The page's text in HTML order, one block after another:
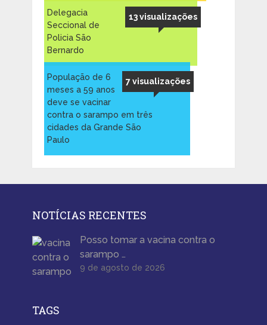
13 visualizações
Delegacia
Seccional de
Policia São
Bernardo
7 visualizações
População de 6
meses a 59 anos
deve se vacinar
contra o sarampo em três
cidades da Grande São
Paulo
NOTÍCIAS RECENTES
Posso tomar a vacina contra o
sarampo …
9 de agosto de 2026
TAGS